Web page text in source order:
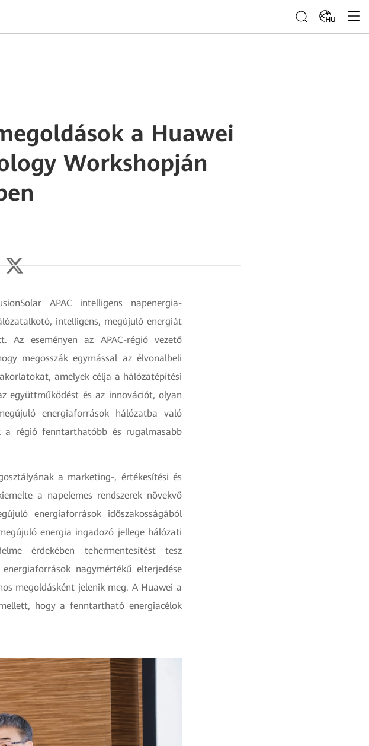
HU
a Huawei
Workshopján
APAC intelligens napenergia-
intelligens, megújuló energiát
Az eseményen az APAC-régió vezető
megosszák egymással az élvonalbeli
amelyek célja a hálózatépítési
együttműködést és az innovációt, olyan
energiaforrások hálózatba való
a régió fenntarthatóbb és rugalmasabb
a marketing-, értékesítési és
a napelemes rendszerek növekvő
energiaforrások időszakosságából
energia ingadozó jellege hálózati
érdekében tehermentesítést tesz
nagymértékű elterjedése
megoldásként jelenik meg. A Huawei a
hogy a fenntartható energiacélok